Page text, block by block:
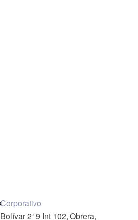
Corporativo
Bolívar 219 Int 102, Obrera,